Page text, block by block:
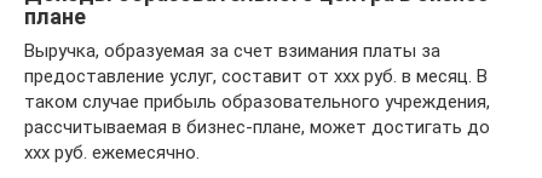
плане
Выручка, образуемая за счет взимания платы за
предоставление услуг, составит от ххх руб. в месяц. В
таком случае прибыль образовательного учреждения,
рассчитываемая в бизнес-плане, может достигать до
ххх руб. ежемесячно.